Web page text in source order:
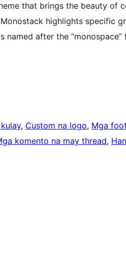
that brings the beauty of
highlights specific
after the
, Custom na logo, Mga
komento na may thread,